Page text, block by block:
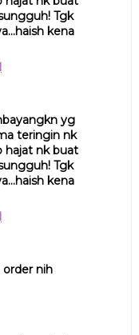
Tgk
kena
yg
teringin nk
hajat nk buat
Tgk
kena
order nih